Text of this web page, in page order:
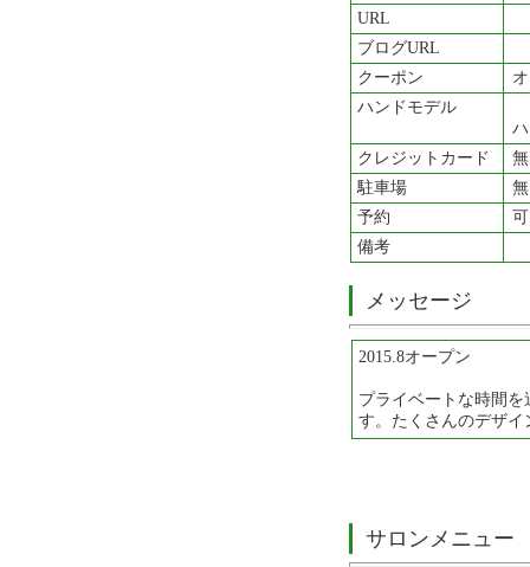
URL
ブログURL
クーポン
ハンドモデル
クレジットカード
無
駐車場
無
予約
可
備考
メッセージ
2015.8オープン
プライベートな時間
す。たくさんのデザ
サロンメニュー